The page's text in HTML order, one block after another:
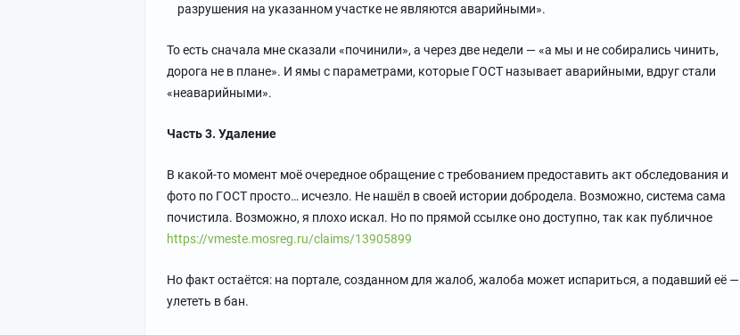
разрушения на указанном участке не являются аварийными».
То есть сначала мне сказали «починили», а через две недели — «а мы и не собирались чинить,
дорога не в плане». И ямы с параметрами, которые ГОСТ называет аварийными, вдруг стали
«неаварийными».
Часть 3. Удаление
В какой-то момент моё очередное обращение с требованием предоставить акт обследования и
фото по ГОСТ просто… исчезло. Не нашёл в своей истории добродела. Возможно, система сама
почистила. Возможно, я плохо искал. Но по прямой ссылке оно доступно, так как публичное
https://vmeste.mosreg.ru/claims/13905899
Но факт остаётся: на портале, созданном для жалоб, жалоба может испариться, а подавший её —
улететь в бан.